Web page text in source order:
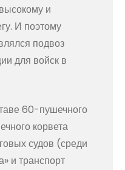
и
И поэтому
подвоз
для войск в
60-пушечного
корвета
судов (среди
и транспорт